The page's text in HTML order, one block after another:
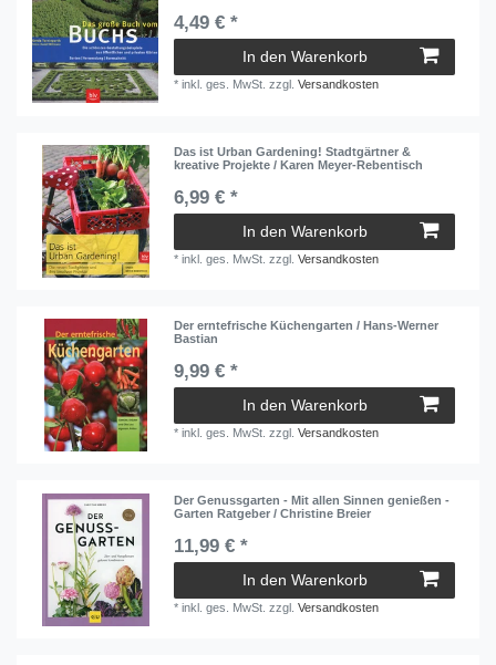
4,49 € *
In den Warenkorb
*inkl. ges. MwSt. zzgl.Versandkosten
Das ist Urban Gardening! Stadtgärtner &
kreative Projekte / Karen Meyer-Rebentisch
6,99 € *
In den Warenkorb
*inkl. ges. MwSt. zzgl.Versandkosten
Der erntefrische Küchengarten / Hans-Werner
Bastian
9,99 € *
In den Warenkorb
*inkl. ges. MwSt. zzgl.Versandkosten
Der Genussgarten - Mit allen Sinnen genießen -
Garten Ratgeber / Christine Breier
11,99 € *
In den Warenkorb
*inkl. ges. MwSt. zzgl.Versandkosten